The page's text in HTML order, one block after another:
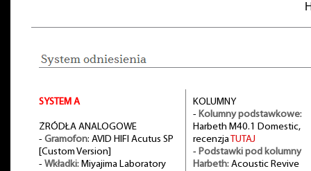
SYSTEM A
ŻRÓDŁA ANALOGOWE
- Gramofon: AVID HIFI Acutus SP
[Custom Version]
- Wkładki: Miyajima Laboratory
KOLUMNY
- Kolumny podstawkowe:
Harbeth M40.1 Domestic,
recenzja TUTAJ
- Podstawki pod kolumny
Harbeth: Acoustic Revive